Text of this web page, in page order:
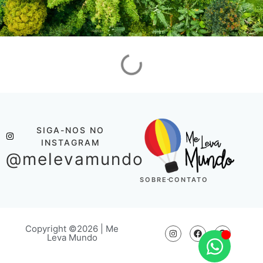
SIGA-NOS NO
INSTAGRAM
@melevamundo
SOBRE CONTATO
Copyright ©2026 | Me
Leva Mundo